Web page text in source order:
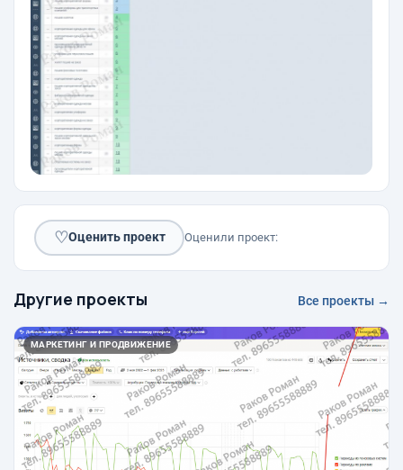
♡Оценить проект Оценили проект:
Другие проекты Все проекты →
МАРКЕТИНГ И ПРОДВИЖЕНИЕ